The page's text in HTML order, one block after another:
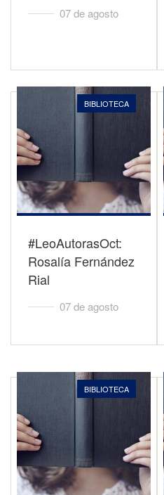
07 de agosto
BIBLIOTECA
#LeoAutorasOct:
Rosalía Fernández
Rial
07 de agosto
BIBLIOTECA